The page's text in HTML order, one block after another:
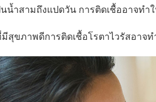
นน้ำสามถึงแปดวัน การติดเชื้ออาจทำ
สุขภาพดีการติดเชื้อโรตาไวรัสอาจท